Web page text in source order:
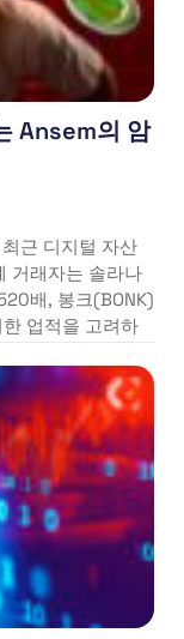
Ansem의 암
근 디지털 자산
거래자는 솔라나
배, 봉크(BONK)
업적을 고려하